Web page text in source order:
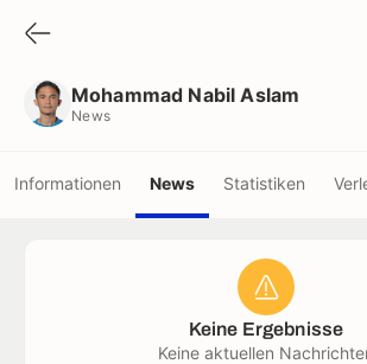
Mohammad Nabil Aslam
News
Informationen News Statistiken
Keine Ergebnisse
Keine aktuellen